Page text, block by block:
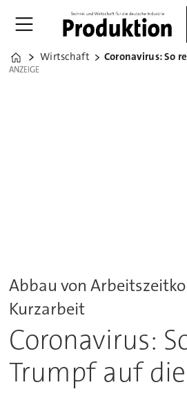
Home
Wirtschaft
ANZEIGE
ANZEIGE
Abbau von
Kurzarbeit
Coronavirus:
Trumpf auf